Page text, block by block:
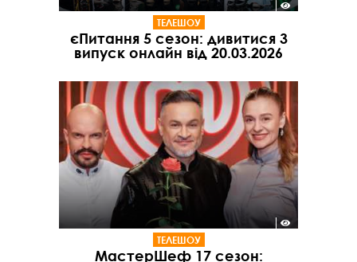
ТЕЛЕШОУ
єПитання 5 сезон: дивитися 3
випуск онлайн від 20.03.2026
ТЕЛЕШОУ
МастерШеф 17 сезон: